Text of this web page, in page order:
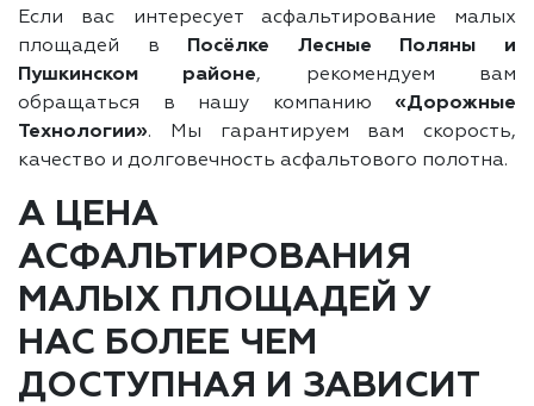
Если вас интересует асфальтирование малых
площадей в
Посёлке Лесные Поляны и
Пушкинском районе, рекомендуем вам
обращаться в нашу компанию «Дорожные
Технологии». Мы гарантируем вам скорость,
качество и долговечность асфальтового полотна.
А ЦЕНА
АСФАЛЬТИРОВАНИЯ
МАЛЫХ ПЛОЩАДЕЙ У
НАС БОЛЕЕ ЧЕМ
ДОСТУПНАЯ И ЗАВИСИТ